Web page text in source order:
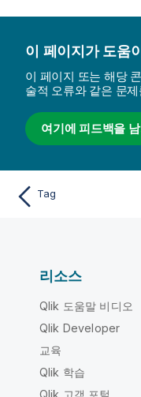
이 페이지가 도움
이 페이지 또는 해당
술적 오류와 같은 문
여기에 피드백을
Tag
리소스
Qlik 도움말 비디오
Qlik Developer
교육
Qlik 학습
Qlik 고객 포털